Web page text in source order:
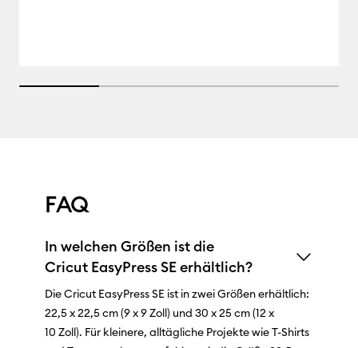
25% completed
FAQ
In welchen Größen ist die
Cricut EasyPress SE erhältlich?
Die Cricut EasyPress SE ist in zwei Größen erhältlich:
22,5 x 22,5 cm (9 x 9 Zoll) und 30 x 25 cm (12 x
10 Zoll). Für kleinere, alltägliche Projekte wie T-Shirts